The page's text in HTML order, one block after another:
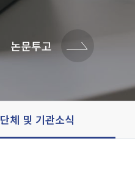
논문투고
단체 및 기관소식